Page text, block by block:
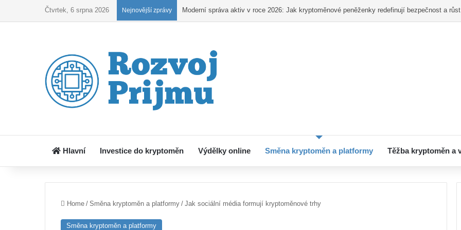
Čtvrtek, 6 srpna 2026 Nejnovější zprávy Kryptoobchodování pro začátečníky – Od registrace po první nákup
Hlavní Investice do kryptoměn Výdělky online Směna kryptoměn a platformy Těžba kryptoměn a
Home / Směna kryptoměn a platformy / Jak sociální média formují kryptoměnové trhy
Směna kryptoměn a platformy